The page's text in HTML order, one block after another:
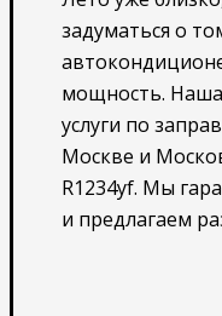
задуматься о
мощность. Наша
услуги по
Москве и
R1234yf. Мы
и предлагаем